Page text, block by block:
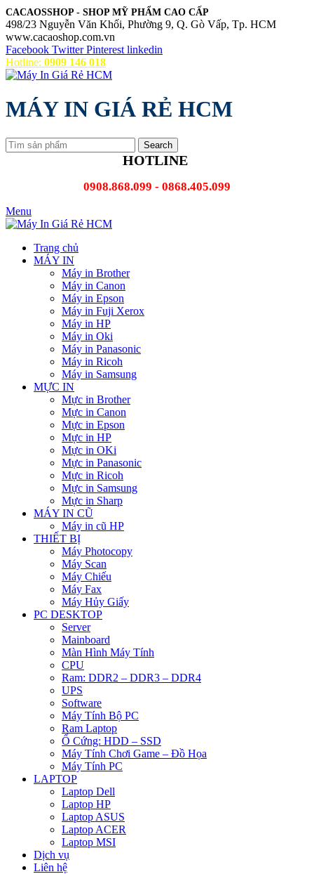
CACAOSSHOP - SHOP MỸ PHẨM CAO CẤP
498/23 Nguyễn Văn Khối, Phường 9, Q. Gò Vấp, Tp. HCM
www.cacaoshop.com.vn
Facebook Twitter Pinterest linkedin
Hotline: 0909 146 018
MÁY IN GIÁ RẺ HCM
Search
HOTLINE
0908.868.099 - 0868.405.099
Menu
Trang chủ
MÁY IN
Máy in Brother
Máy in Canon
Máy in Epson
Máy in Fuji Xerox
Máy in HP
Máy in Oki
Máy in Panasonic
Máy in Ricoh
Máy in Samsung
MỰC IN
Mực in Brother
Mực in Canon
Mực in Epson
Mực in HP
Mực in OKi
Mực in Panasonic
Mực in Ricoh
Mực in Samsung
Mực in Sharp
MÁY IN CŨ
Máy in cũ HP
THIẾT BỊ
Máy Photocopy
Máy Scan
Máy Chiếu
Máy Fax
Máy Hủy Giấy
PC DESKTOP
Server
Mainboard
Màn Hình Máy Tính
CPU
Ram: DDR2 – DDR3 – DDR4
UPS
Software
Máy Tính Bộ PC
Ram Laptop
Ổ Cứng: HDD – SSD
Máy Tính Chơi Game – Đồ Họa
Máy Tính PC
LAPTOP
Laptop Dell
Laptop HP
Laptop ASUS
Laptop ACER
Laptop MSI
Dịch vụ
Liên hệ